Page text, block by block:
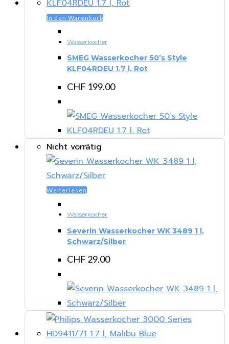
In den Warenkorb
Wasserkocher
SMEG Wasserkocher 50’s Style
KLF04RDEU 1.7 l, Rot
CHF 199.00
Nicht vorrätig
Weiterlesen
Wasserkocher
Severin Wasserkocher WK 3489 1 l,
Schwarz/Silber
CHF 29.00